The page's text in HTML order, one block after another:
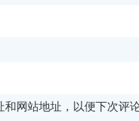
网站地址，以便下次评论